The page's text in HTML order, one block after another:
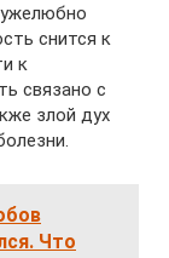
снится к
к
связано с
злой дух
Что